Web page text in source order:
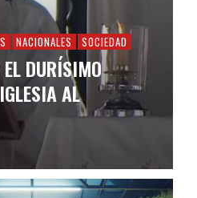
NACIONALES SOCIEDAD
DURÍSIMO
AL